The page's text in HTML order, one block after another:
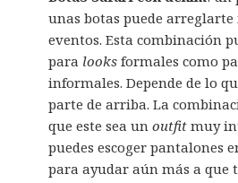
unas botas puede arreglarte
eventos. Esta combinación
para looks formales como
informales. Depende de lo
parte de arriba. La
que este sea unoutfit muy
puedes escoger pantalones
para ayudar aún más a que